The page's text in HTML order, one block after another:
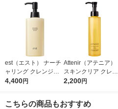
est（エスト） ナーチ
ャリング クレンジン
グセラム 180ml
4,400円
Attenir（アテニア）
スキンクリア クレン
ズ オイル アロマタイ
2,200円
こちらの商品もおすすめ